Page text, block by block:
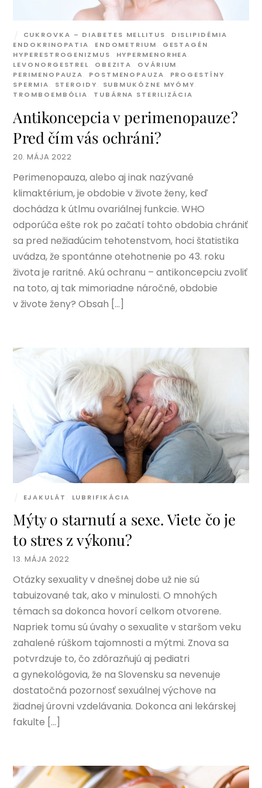
20. MÁJA 2022
Antikoncepcia v perimenopauze?
Pred čím vás ochráni?
CUKROVKA – DIABETES MELLITUS DISLIPIDÉMIA
ENDOKRINOPATIA
ENDOMETRIUM GESTAGÉN
HYPERESTROGENIZMUS
HYPERMENORHEA
LEVONORGESTREL
OBEZITA OVÁRIUM
PERIMENOPAUZA
POSTMENOPAUZA PROGESTÍNY
SPERMIA
STEROIDY SUBMUKÓZNE MYÓMY
TROMBOEMBÓLIA
TUBÁRNA STERILIZÁCIA
Perimenopauza, alebo aj inak nazývané
klimaktérium, je obdobie v živote ženy, keď
dochádza k útlmu ovariálnej funkcie. WHO
odporúča ešte rok po začatí tohto obdobia chrániť
sa pred nežiadúcim tehotenstvom, hoci štatistika
uvádza, že spontánne otehotnenie po 43. roku
života je raritné. Akú ochranu – antikoncepciu zvoliť
na toto, aj tak mimoriadne náročné, obdobie
v živote ženy? Obsah […]
13. MÁJA 2022
Mýty o starnutí a sexe. Viete čo je
to stres z výkonu?
EJAKULÁT LUBRIFIKÁCIA
Otázky sexuality v dnešnej dobe už nie sú
tabuizované tak, ako v minulosti. O mnohých
témach sa dokonca hovorí celkom otvorene.
Napriek tomu sú úvahy o sexualite v staršom veku
zahalené rúškom tajomnosti a mýtmi. Znova sa
potvrdzuje to, čo zdôrazňujú aj pediatri
a gynekológovia, že na Slovensku sa nevenuje
dostatočná pozornosť sexuálnej výchove na
žiadnej úrovni vzdelávania. Dokonca ani lekárskej
fakulte […]